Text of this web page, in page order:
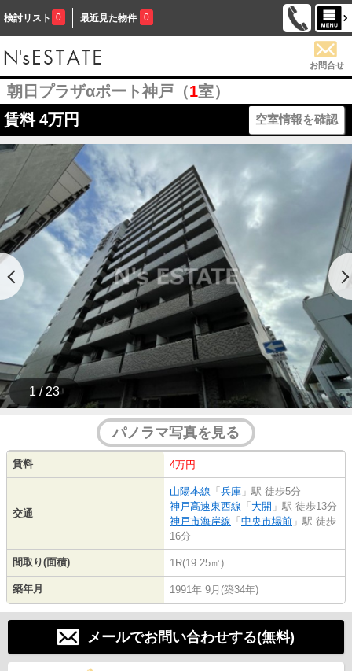
検討リスト 0 最近見た物件 0
お問合せ
朝日プラザαポート神戸（1室）
賃料 4万円 空室情報を確認
1 / 23
パノラマ写真を見る
賃料 4万円
交通
山陽本線 「 兵庫 」駅 徒歩5分
神戸高速東西線 「 大開 」駅 徒歩13分
神戸市海岸線 「 中央市場前 」駅 徒歩
16分
間取り(面積) 1R(19.25㎡)
築年月 1991年 9月(築34年)
メールでお問い合わせする(無料)